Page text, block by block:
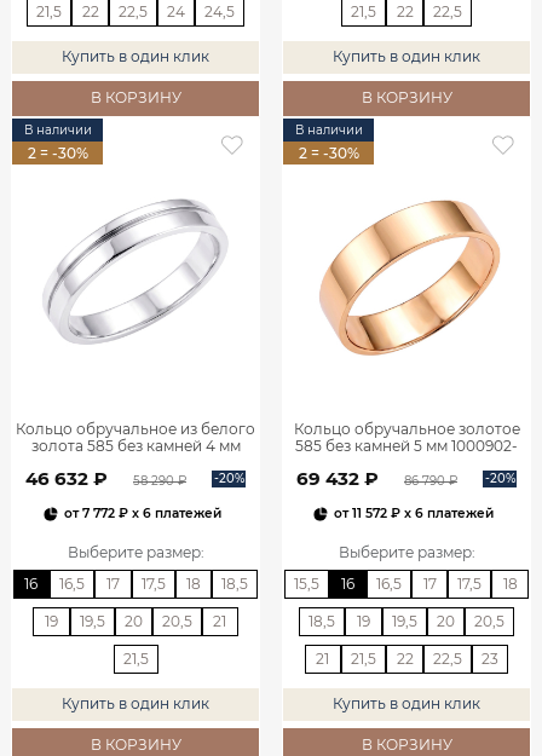
21,5 22 22,5 24 24,5
Купить в один клик
В КОРЗИНУ
21,5 22 22,5
Купить в один клик
В КОРЗИНУ
В наличии
2 = -30%
Кольцо обручальное из белого
золота 585 без камней 4 мм
46 632 ₽ 58 290 ₽ -20%
от7 772 ₽ x 6 платежей
Выберите размер:
16
16,5 17 17,5 18 18,5
19 19,5 20 20,5 21
21,5
Купить в один клик
В КОРЗИНУ
В наличии
2 = -30%
Кольцо обручальное золотое
585 без камней 5 мм 1000902-
69 432 ₽ 86 790 ₽ -20%
от11 572 ₽ x 6 платежей
Выберите размер:
15,5
16 16,5 17 17,5 18
18,5 19 19,5 20 20,5
21 21,5 22 22,5 23
Купить в один клик
В КОРЗИНУ